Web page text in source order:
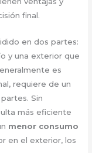
final.
en dos partes:
y una exterior que
es
requiere de un
Sin
más eficiente
menor consumo
en el exterior, los